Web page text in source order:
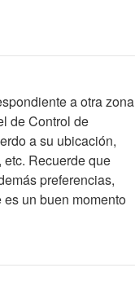
a otra zona
de Control de
a su ubicación,
etc. Recuerde que
preferencias,
un buen momento